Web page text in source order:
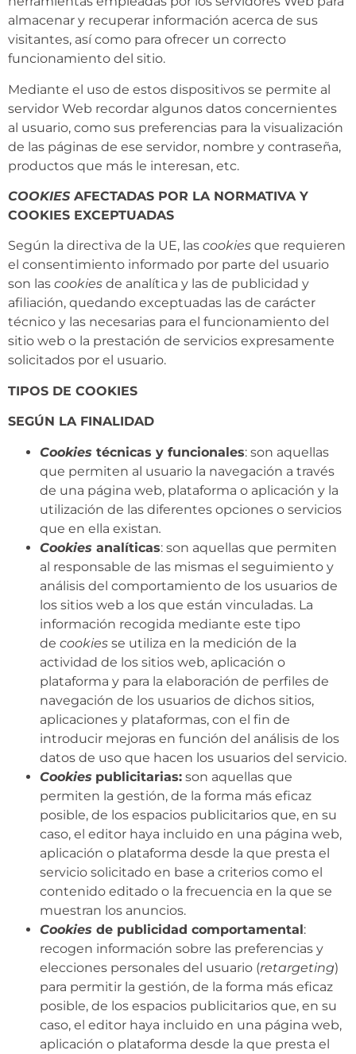
almacenar y recuperar información acerca de sus
visitantes, así como para ofrecer un correcto
funcionamiento del sitio.
Mediante el uso de estos dispositivos se permite al
servidor Web recordar algunos datos concernientes
al usuario, como sus preferencias para la visualización
de las páginas de ese servidor, nombre y contraseña,
productos que más le interesan, etc.
COOKIES AFECTADAS POR LA NORMATIVA Y
COOKIES EXCEPTUADAS
Según la directiva de la UE, las cookies que requieren
el consentimiento informado por parte del usuario
son las cookies de analítica y las de publicidad y
afiliación, quedando exceptuadas las de carácter
técnico y las necesarias para el funcionamiento del
sitio web o la prestación de servicios expresamente
solicitados por el usuario.
TIPOS DE COOKIES
SEGÚN LA FINALIDAD
Cookies técnicas y funcionales: son aquellas
que permiten al usuario la navegación a través
de una página web, plataforma o aplicación y la
utilización de las diferentes opciones o servicios
que en ella existan.
Cookies analíticas: son aquellas que permiten
al responsable de las mismas el seguimiento y
análisis del comportamiento de los usuarios de
los sitios web a los que están vinculadas. La
información recogida mediante este tipo
de cookies se utiliza en la medición de la
actividad de los sitios web, aplicación o
plataforma y para la elaboración de perfiles de
navegación de los usuarios de dichos sitios,
aplicaciones y plataformas, con el fin de
introducir mejoras en función del análisis de los
datos de uso que hacen los usuarios del servicio.
Cookies publicitarias: son aquellas que
permiten la gestión, de la forma más eficaz
posible, de los espacios publicitarios que, en su
caso, el editor haya incluido en una página web,
aplicación o plataforma desde la que presta el
servicio solicitado en base a criterios como el
contenido editado o la frecuencia en la que se
muestran los anuncios.
Cookies de publicidad comportamental:
recogen información sobre las preferencias y
elecciones personales del usuario (retargeting)
para permitir la gestión, de la forma más eficaz
posible, de los espacios publicitarios que, en su
caso, el editor haya incluido en una página web,
aplicación o plataforma desde la que presta el